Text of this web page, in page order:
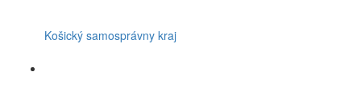
Košický samosprávny kraj